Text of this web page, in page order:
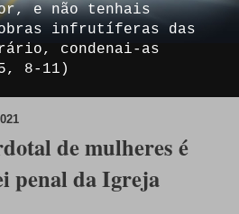
e não tenhais
infrutíferas das
condenai-as
8-11)
de mulheres é
penal da Igreja